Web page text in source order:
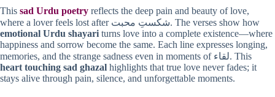
This sad Urdu poetry reflects the deep pain and beauty of love,
where a lover feels lost after شکستِ محبت. The verses show how
emotional Urdu shayari turns love into a complete existence—where
happiness and sorrow become the same. Each line expresses longing,
memories, and the strange sadness even in moments of لقاء. This
heart touching sad ghazal highlights that true love never fades; it
stays alive through pain, silence, and unforgettable moments.